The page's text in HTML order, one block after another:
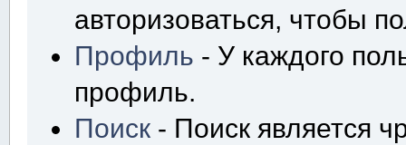
авторизоваться, чтобы
Профиль - У каждого
профиль.
Поиск - Поиск является